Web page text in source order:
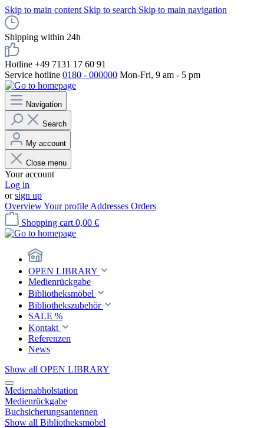
Skip to main content Skip to search Skip to main navigation
Shipping within 24h
Hotline +49 7131 17 60 91
Service hotline 0180 - 000000 Mon-Fri, 9 am - 5 pm
Navigation
Search
My account
Close menu
Your account
Log in
orsign up
OverviewYour profile Addresses Orders
Shopping cart 0,00 €
OPEN LIBRARY
Medienrückgabe
Bibliotheksmöbel
Bibliothekszubehör
SALE %
Kontakt
Referenzen
News
Show all OPEN LIBRARY
Medienabholstation
Medienrückgabe
Buchsicherungsantennen
Show all Bibliotheksmöbel